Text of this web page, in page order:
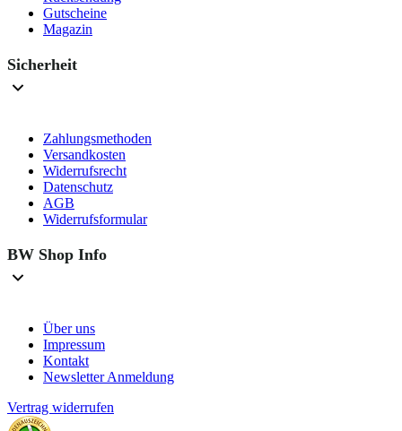
Gutscheine
Magazin
Sicherheit
Zahlungsmethoden
Versandkosten
Widerrufsrecht
Datenschutz
AGB
Widerrufsformular
BW Shop Info
Über uns
Impressum
Kontakt
Newsletter Anmeldung
Vertrag widerrufen